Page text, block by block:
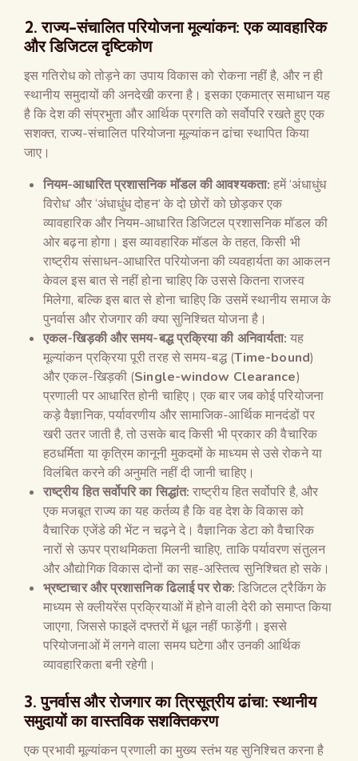
2. राज्य-संचालित परियोजना मूल्यांकन: एक व्यावहारिक
और डिजिटल दृष्टिकोण
इस गतिरोध को तोड़ने का उपाय विकास को रोकना नहीं है, और न ही
स्थानीय समुदायों की अनदेखी करना है। इसका एकमात्र समाधान यह
है कि देश की संप्रभुता और आर्थिक प्रगति को सर्वोपरि रखते हुए एक
सशक्त, राज्य-संचालित परियोजना मूल्यांकन ढांचा स्थापित किया
जाए।
नियम-आधारित प्रशासनिक मॉडल की आवश्यकता: हमें ‘अंधाधुंध
विरोध’ और ‘अंधाधुंध दोहन’ के दो छोरों को छोड़कर एक
व्यावहारिक और नियम-आधारित डिजिटल प्रशासनिक मॉडल की
ओर बढ़ना होगा। इस व्यावहारिक मॉडल के तहत, किसी भी
राष्ट्रीय संसाधन-आधारित परियोजना की व्यवहार्यता का आकलन
केवल इस बात से नहीं होना चाहिए कि उससे कितना राजस्व
मिलेगा, बल्कि इस बात से होना चाहिए कि उसमें स्थानीय समाज के
पुनर्वास और रोजगार की क्या सुनिश्चित योजना है।
एकल-खिड़की और समय-बद्ध प्रक्रिया की अनिवार्यता: यह
मूल्यांकन प्रक्रिया पूरी तरह से समय-बद्ध (Time-bound)
और एकल-खिड़की (Single-window Clearance)
प्रणाली पर आधारित होनी चाहिए। एक बार जब कोई परियोजना
कड़े वैज्ञानिक, पर्यावरणीय और सामाजिक-आर्थिक मानदंडों पर
खरी उतर जाती है, तो उसके बाद किसी भी प्रकार की वैचारिक
हठधर्मिता या कृत्रिम कानूनी मुकदमों के माध्यम से उसे रोकने या
विलंबित करने की अनुमति नहीं दी जानी चाहिए।
राष्ट्रीय हित सर्वोपरि का सिद्धांत: राष्ट्रीय हित सर्वोपरि है, और
एक मजबूत राज्य का यह कर्तव्य है कि वह देश के विकास को
वैचारिक एजेंडे की भेंट न चढ़ने दे। वैज्ञानिक डेटा को वैचारिक
नारों से ऊपर प्राथमिकता मिलनी चाहिए, ताकि पर्यावरण संतुलन
और औद्योगिक विकास दोनों का सह-अस्तित्व सुनिश्चित हो सके।
भ्रष्टाचार और प्रशासनिक ढिलाई पर रोक: डिजिटल ट्रैकिंग के
माध्यम से क्लीयरेंस प्रक्रियाओं में होने वाली देरी को समाप्त किया
जाएगा, जिससे फाइलें दफ्तरों में धूल नहीं फाड़ेंगी। इससे
परियोजनाओं में लगने वाला समय घटेगा और उनकी आर्थिक
व्यावहारिकता बनी रहेगी।
3. पुनर्वास और रोजगार का त्रिसूत्रीय ढांचा: स्थानीय
समुदायों का वास्तविक सशक्तिकरण
एक प्रभावी मूल्यांकन प्रणाली का मुख्य स्तंभ यह सुनिश्चित करना है